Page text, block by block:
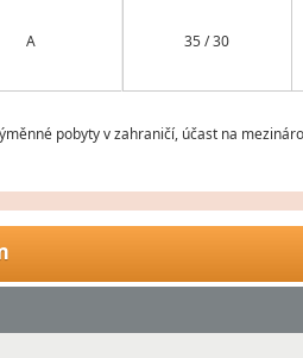
A 35 / 30
pobyty v zahraničí, účast na